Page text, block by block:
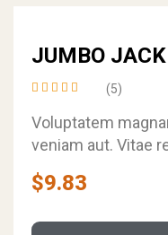
JUMBO JACK
4.40
out of
5
(5)
Voluptatem
veniam aut. Vitae
velit aut…
$9.83